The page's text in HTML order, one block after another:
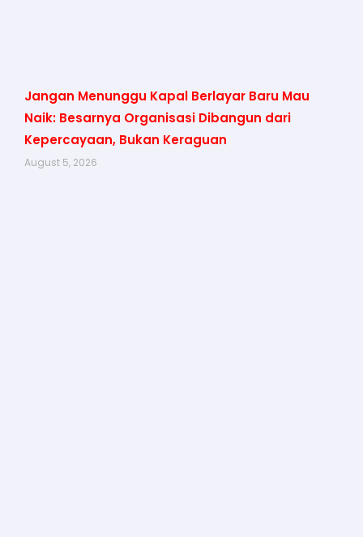
Jangan Menunggu Kapal Berlayar Baru Mau
Naik: Besarnya Organisasi Dibangun dari
Kepercayaan, Bukan Keraguan
August 5, 2026